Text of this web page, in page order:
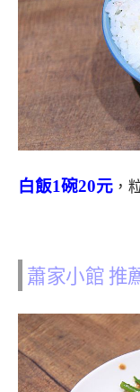
白飯1碗20元 ，
蕭家小館 推